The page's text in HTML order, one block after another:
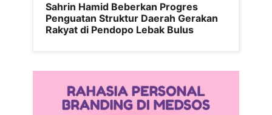
Sahrin Hamid Beberkan Progres
Penguatan Struktur Daerah Gerakan
Rakyat di Pendopo Lebak Bulus